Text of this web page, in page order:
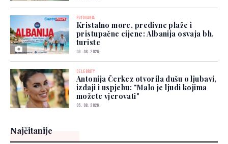
PUTOVANJA
Kristalno more, predivne plaže i
pristupačne cijene: Albanija osvaja bh.
turiste
06. 08. 2026.
CELEBRITY
Antonija Čerkez otvorila dušu o ljubavi,
izdaji i uspjehu: "Malo je ljudi kojima
možete vjerovati"
05. 08. 2026.
Najčitanije